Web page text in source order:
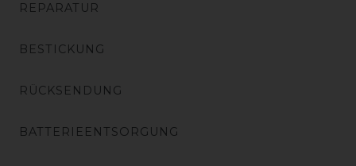
REPARATUR
BESTICKUNG
RÜCKSENDUNG
BATTERIEENTSORGUNG